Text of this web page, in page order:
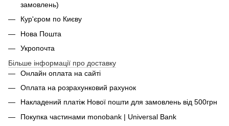
замовлень)
Кур'єром по Києву
Нова Пошта
Укропочта
Більше інформації про доставку
Онлайн оплата на сайті
Оплата на розрахунковий рахунок
Накладений платіж Нової пошти для замовлень від 500грн
Покупка частинами monobank | Universal Bank